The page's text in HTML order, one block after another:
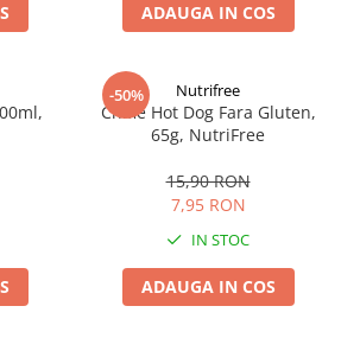
ADAUGA IN COS
-50% Nutrifree
Chifle Hot Dog Fara Gluten,
65g, NutriFree
15,90 RON
7,95 RON
IN STOC
ADAUGA IN COS